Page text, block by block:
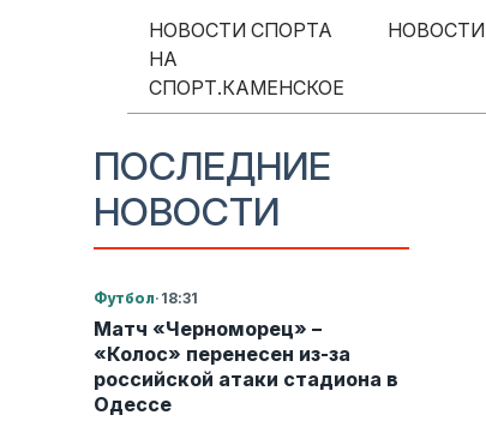
Перейти к содержимому
Меню навигации
НОВОСТИ СПОРТА
НА
СПОРТ.КАМЕНСКОЕ
НОВОСТИ
ПОСЛЕДНИЕ
НОВОСТИ
Футбол· 18:31
Матч «Черноморец» –
«Колос» перенесен из-за
российской атаки стадиона в
Одессе